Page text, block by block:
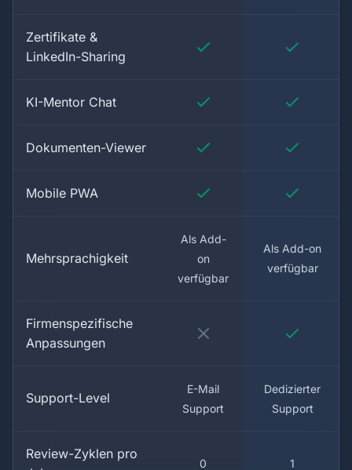
Zertifikate &
LinkedIn-Sharing
KI-Mentor Chat
Dokumenten-Viewer
Mobile PWA
Mehrsprachigkeit
Als Add-
on
verfügbar
Als Add-on
verfügbar
Firmenspezifische
Anpassungen
Support-Level
E-Mail
Support
Dedizierter
Support
Review-Zyklen pro
0 1